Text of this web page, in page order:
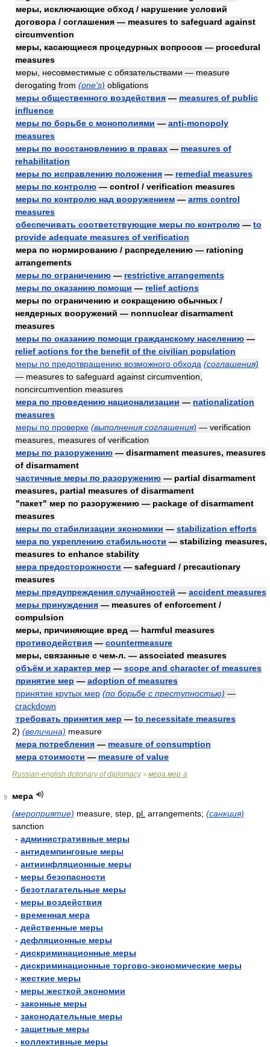
меры, исключающие обход / нарушение условий
договора / соглашения — measures to safeguard against
circumvention
меры, касающиеся процедурных вопросов — procedural
measures
меры, несовместимые с обязательствами — measure
derogating from (one's) obligations
меры общественного воздействия — measures of public
influence
меры по борьбе с монополиями — anti-monopoly
measures
меры по восстановлению в правах — measures of
rehabilitation
меры по исправлению положения — remedial measures
меры по контролю — control / verification measures
меры по контролю над вооружением — arms control
measures
обеспечивать соответствующие меры по контролю — to
provide adequate measures of verification
мера по нормированию / распределению — rationing
arrangements
меры по ограничению — restrictive arrangements
меры по оказанию помощи — relief actions
меры по ограничению и сокращению обычных /
неядерных вооружений — nonnuclear disarmament
measures
меры по оказанию помощи гражданскому населению —
relief actions for the benefit of the civilian population
меры по предотвращению возможного обхода (соглашения)
— measures to safeguard against circumvention,
noncircumvention measures
мера по проведению национализации — nationalization
measures
меры по проверке (выполнения соглашения) — verification
measures, measures of verification
меры по разоружению — disarmament measures, measures
of disarmament
частичные меры по разоружению — partial disarmament
measures, partial measures of disarmament
"пакет" мер по разоружению — package of disarmament
measures
меры по стабилизации экономики — stabilization efforts
мера по укреплению стабильности — stabilizing measures,
measures to enhance stability
мера предосторожности — safeguard / precautionary
measures
меры предупреждения случайностей — accident measures
меры принуждения — measures of enforcement /
compulsion
меры, причиняющие вред — harmful measures
противодействия — countermeasure
меры, связанные с чем-л. — associated measures
объём и характер мер — scope and character of measures
принятие мер — adoption of measures
принятие крутых мер (по борьбе с преступностью) —
crackdown
требовать принятия мер — to necessitate measures
2) (величина) measure
мера потребления — measure of consumption
мера стоимости — measure of value
Russian-english dctionary of diplomacy> мера мер·а
9
мера
(мероприятие) measure, step, pl. arrangements; (санкция)
sanction
- административные меры
- антидемпинговые меры
- антиинфляционные меры
- меры безопасности
- безотлагательные меры
- меры воздействия
- временная мера
- действенные меры
- дефляционные меры
- дискриминационные меры
- дискриминационные торгово-экономические меры
- жесткие меры
- меры жесткой экономии
- законные меры
- законодательные меры
- защитные меры
- коллективные меры